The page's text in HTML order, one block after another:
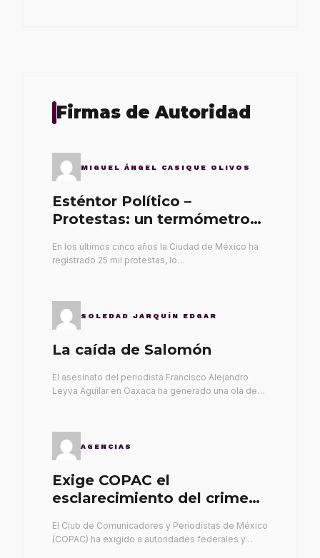
Firmas de Autoridad
MIGUEL ÁNGEL CASIQUE OLIVOS
Esténtor Político –
Protestas: un termómetro
En los últimos cinco años la Ciudad de México ha
registrado 25 mil protestas, lo…
SOLEDAD JARQUÍN EDGAR
La caída de Salomón
El asesinato del periodista Francisco Alejandro
Leyva Aguilar en Oaxaca ha generado una ola de…
AGENCIAS
Exige COPAC el
esclarecimiento del crimen
El Club de Comunicadores y Periodistas de México
(COPAC) ha exigido a autoridades federales y…